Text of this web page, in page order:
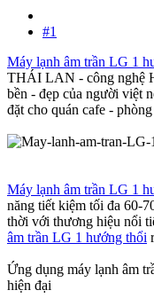
#1
Máy lạnh âm trần LG 1
THÁI LAN - công nghệ
bền - đẹp của người việt
đặt cho quán cafe -
Máy lạnh âm trần LG 1
năng tiết kiệm tối đa 60-
thời với thương hiệu nổi
âm trần LG 1 hướng thổi
Ứng dụng máy lạnh âm
hiện đại